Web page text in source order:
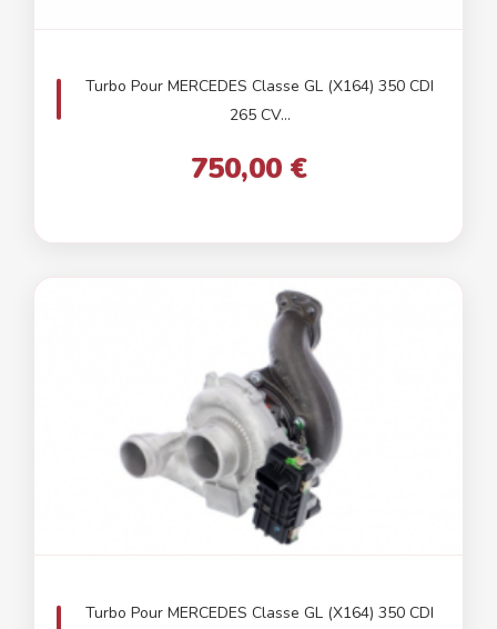
Turbo Pour MERCEDES Classe GL (X164) 350 CDI
265 CV...
750,00 €
Turbo Pour MERCEDES Classe GL (X164) 350 CDI